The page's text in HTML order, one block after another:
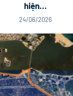
hiện...
24/06/2026